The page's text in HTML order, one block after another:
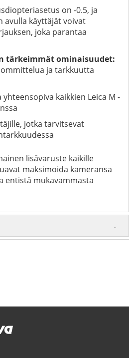
on -0.5, ja
avulla käyttäjät voivat
joka parantaa
tärkeimmät ominaisuudet:
ja tarkkuutta
kaikkien Leica M -
jotka tarvitsevat
lisävaruste kaikille
maksimoida kameransa
entistä mukavammasta